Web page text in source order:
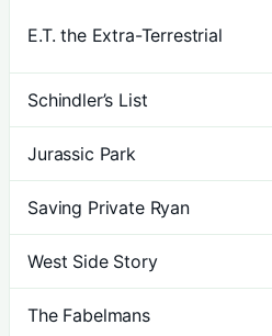
E.T. the Extra-Terrestrial
Schindler’s List
Jurassic Park
Saving Private Ryan
West Side Story
The Fabelmans